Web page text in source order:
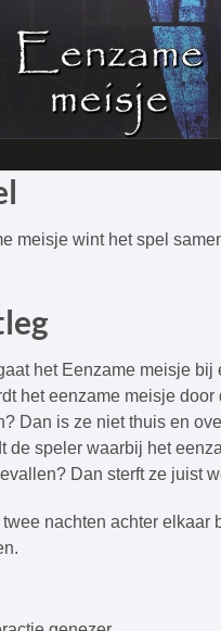
meisje wint het spel
het Eenzame meisje bij
het eenzame meisje door
Dan is ze niet thuis en
de speler waarbij het
Dan sterft ze juist
nachten achter elkaar